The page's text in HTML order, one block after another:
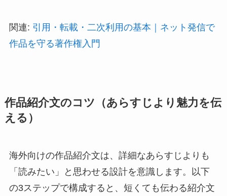
関連: 引用・転載・二次利用の基本｜ネット発信で
作品を守る著作権入門
作品紹介文のコツ（あらすじより魅力を伝
える）
海外向けの作品紹介文は、詳細なあらすじよりも
「読みたい」と思わせる設計を意識します。以下
の3ステップで構成すると、短くても伝わる紹介文